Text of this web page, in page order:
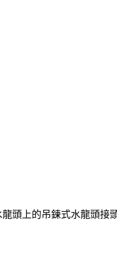
頭上的吊鍊式水龍頭接